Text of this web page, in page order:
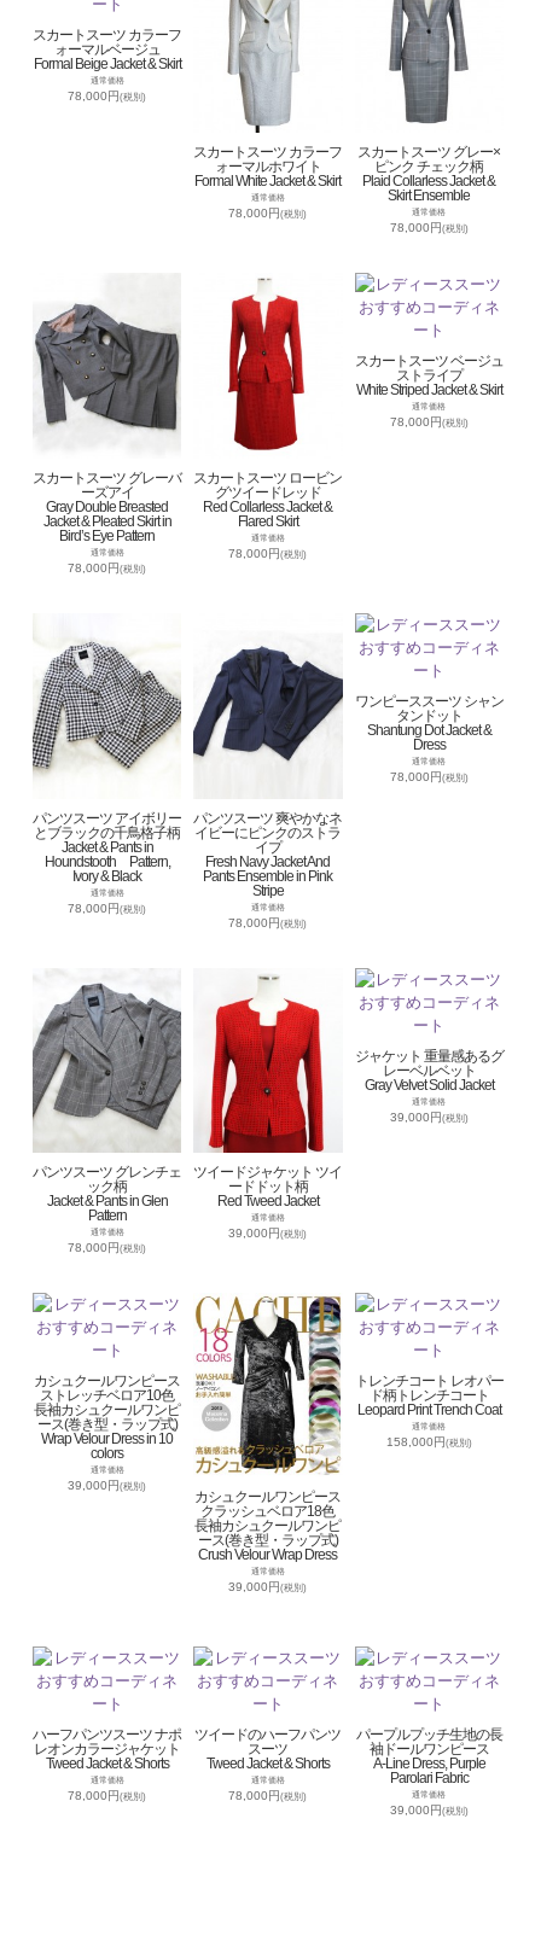
スカートスーツ カラーフ
ォーマルベージュ
Formal Beige Jacket & Skirt
通常価格
78,000円(税別)
スカートスーツ カラーフ
ォーマルホワイト
Formal White Jacket & Skirt
通常価格
78,000円(税別)
スカートスーツ グレー×
ピンク チェック柄
Plaid Collarless Jacket &
Skirt Ensemble
通常価格
78,000円(税別)
スカートスーツ グレーバ
ーズアイ
Gray Double Breasted
Jacket & Pleated Skirt in
Bird’s Eye Pattern
通常価格
78,000円(税別)
スカートスーツ ロービン
グツイードレッド
Red Collarless Jacket &
Flared Skirt
通常価格
78,000円(税別)
スカートスーツ ベージュ
ストライプ
White Striped Jacket & Skirt
通常価格
78,000円 (税別)
パンツスーツ アイボリー
とブラックの千鳥格子柄
Jacket & Pants in
Houndstooth Pattern,
Ivory & Black
通常価格
78,000円(税別)
パンツスーツ 爽やかなネ
イビーにピンクのストラ
イプ
Fresh Navy Jacket And
Pants Ensemble in Pink
Stripe
通常価格
78,000円(税別)
ワンピーススーツ シャン
タンドット
Shantung Dot Jacket &
Dress
通常価格
78,000円 (税別)
パンツスーツ グレンチェ
ック柄
Jacket & Pants in Glen
Pattern
通常価格
78,000円(税別)
ツイードジャケット ツイ
ードドット柄
Red Tweed Jacket
通常価格
39,000円(税別)
ジャケット 重量感あるグ
レーベルベット
Gray Velvet Solid Jacket
通常価格
39,000円(税別)
カシュクールワンピース
ストレッチベロア10色
長袖カシュクールワンピ
ース(巻き型・ラップ式)
Wrap Velour Dress in 10
colors
通常価格
39,000円(税別)
カシュクールワンピース
クラッシュベロア18色
長袖カシュクールワンピ
ース(巻き型・ラップ式)
Crush Velour Wrap Dress
通常価格
39,000円(税別)
トレンチコート レオパー
ド柄トレンチコート
Leopard Print Trench Coat
通常価格
158,000円(税別)
ハーフパンツスーツ ナポ
レオンカラージャケット
Tweed Jacket & Shorts
通常価格
78,000円(税別)
ツイードのハーフパンツ
スーツ
Tweed Jacket & Shorts
通常価格
78,000円(税別)
パープルプッチ生地の長
袖ドールワンピース
A-Line Dress, Purple
Parolari Fabric
通常価格
39,000円(税別)